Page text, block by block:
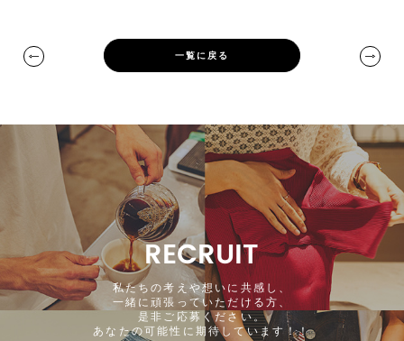
一覧に戻る
RECRUIT
私たちの考えや想いに共感し、
一緒に頑張っていただける方、
是非ご応募ください。
あなたの可能性に期待しています！！